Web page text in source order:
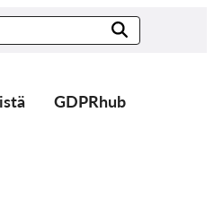
GDPRhub